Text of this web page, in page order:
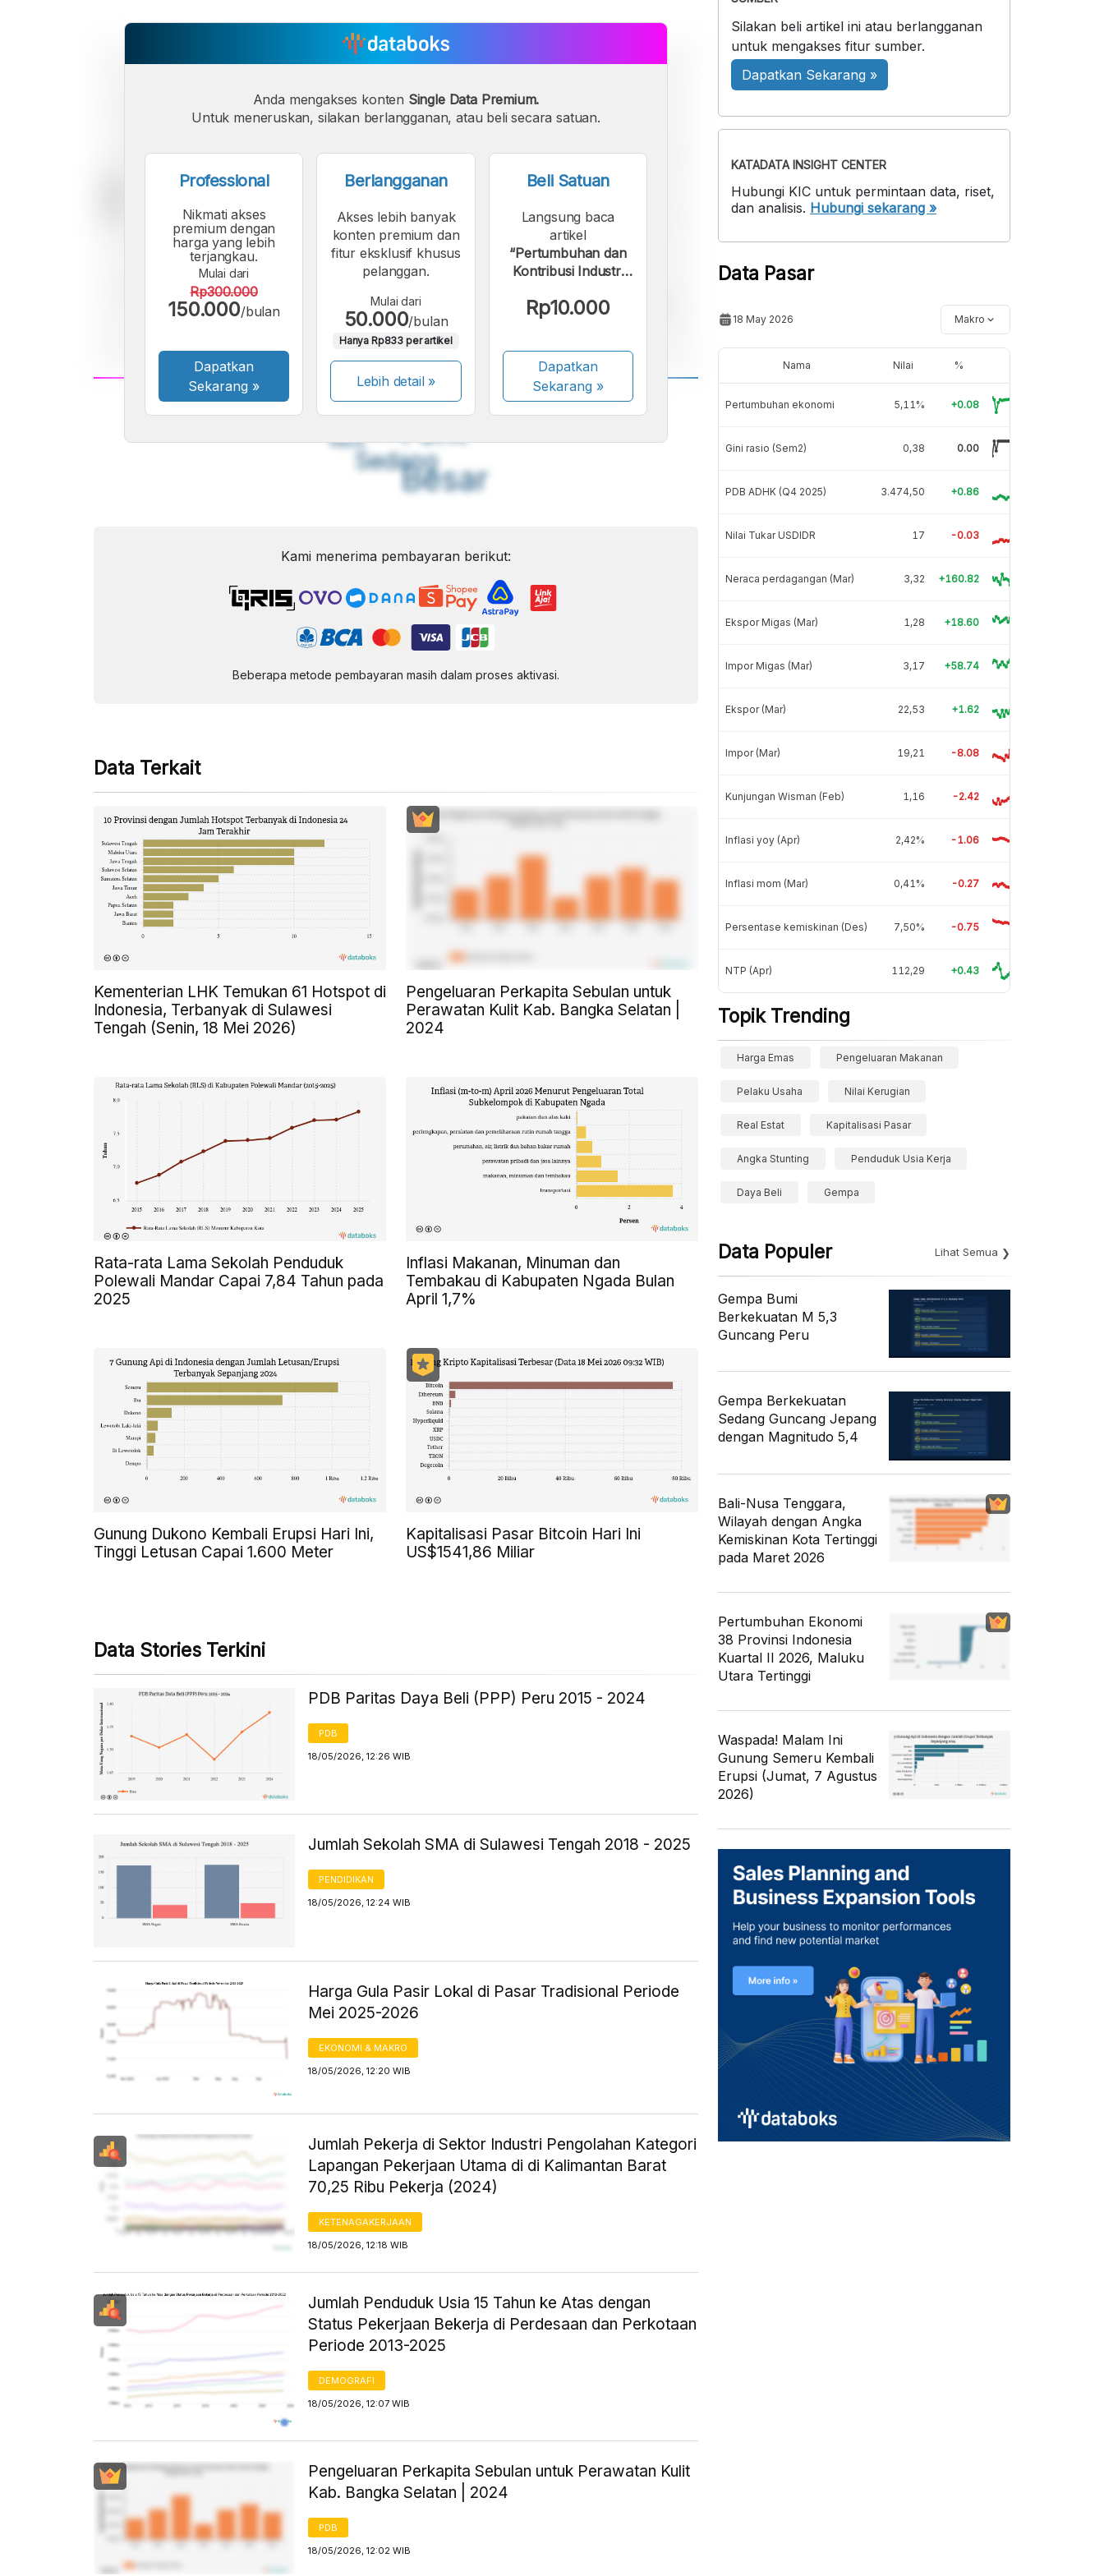
A
Font
Kecil
A
Sedang
A
Besar
Anda mengakses konten Single Data Premium.
Untuk meneruskan, silakan berlangganan, atau beli secara satuan.
Professional
Nikmati akses
premium dengan
harga yang lebih
terjangkau.
Mulai dari
Rp300.000
150.000/bulan
Dapatkan
Sekarang »
Berlangganan
Akses lebih banyak
konten premium dan
fitur eksklusif khusus
pelanggan.
Mulai dari
50.000/bulan
Hanya Rp833 per artikel
Lebih detail »
Beli Satuan
Langsung baca
artikel
“Pertumbuhan dan
Kontribusi Industri
Menguat pada 2025”.
Rp10.000
Dapatkan
Sekarang»
Kami menerima pembayaran berikut:
Beberapa metode pembayaran masih dalam proses aktivasi.
Data Terkait
Kementerian LHK Temukan 61 Hotspot di
Indonesia, Terbanyak di Sulawesi
Tengah (Senin, 18 Mei 2026)
Pengeluaran Perkapita Sebulan untuk
Perawatan Kulit Kab. Bangka Selatan |
2024
Rata-rata Lama Sekolah Penduduk
Polewali Mandar Capai 7,84 Tahun pada
2025
Inflasi Makanan, Minuman dan
Tembakau di Kabupaten Ngada Bulan
April 1,7%
Gunung Dukono Kembali Erupsi Hari Ini,
Tinggi Letusan Capai 1.600 Meter
Kapitalisasi Pasar Bitcoin Hari Ini
US$1541,86 Miliar
Data Stories Terkini
PDB Paritas Daya Beli (PPP) Peru 2015 - 2024
PDB
18/05/2026, 12:26 WIB
Jumlah Sekolah SMA di Sulawesi Tengah 2018 - 2025
PENDIDIKAN
18/05/2026, 12:24 WIB
Harga Gula Pasir Lokal di Pasar Tradisional Periode
Mei 2025-2026
EKONOMI & MAKRO
18/05/2026, 12:20 WIB
Jumlah Pekerja di Sektor Industri Pengolahan Kategori
Lapangan Pekerjaan Utama di di Kalimantan Barat
70,25 Ribu Pekerja (2024)
KETENAGAKERJAAN
18/05/2026, 12:18 WIB
Jumlah Penduduk Usia 15 Tahun ke Atas dengan
Status Pekerjaan Bekerja di Perdesaan dan Perkotaan
Periode 2013-2025
DEMOGRAFI
18/05/2026, 12:07 WIB
Pengeluaran Perkapita Sebulan untuk Perawatan Kulit
Kab. Bangka Selatan | 2024
PDB
18/05/2026, 12:02 WIB
Silakan beli artikel ini atau berlangganan
untuk mengakses fitur sumber.
Dapatkan Sekarang »
KATADATA INSIGHT CENTER
Hubungi KIC untuk permintaan data, riset,
dan analisis. Hubungi sekarang »
Data Pasar
18 May 2026 Makro
Nama Nilai %
Pertumbuhan ekonomi 5,11% +0.08
Gini rasio (Sem2) 0,38 0.00
PDB ADHK (Q4 2025) 3.474,50 +0.86
Nilai Tukar USDIDR 17 -0.03
Neraca perdagangan (Mar) 3,32 +160.82
Ekspor Migas (Mar) 1,28 +18.60
Impor Migas (Mar) 3,17 +58.74
Ekspor (Mar) 22,53 +1.62
Impor (Mar) 19,21 -8.08
Kunjungan Wisman (Feb) 1,16 -2.42
Inflasi yoy (Apr) 2,42% -1.06
Inflasi mom (Mar) 0,41% -0.27
Persentase kemiskinan (Des) 7,50% -0.75
NTP (Apr) 112,29 +0.43
Topik Trending
Harga Emas Pengeluaran Makanan
Pelaku Usaha Nilai Kerugian
Real Estat Kapitalisasi Pasar
Angka Stunting Penduduk Usia Kerja
Daya Beli Gempa
Data Populer Lihat Semua
Gempa Bumi
Berkekuatan M 5,3
Guncang Peru
Gempa Berkekuatan
Sedang Guncang Jepang
dengan Magnitudo 5,4
Bali-Nusa Tenggara,
Wilayah dengan Angka
Kemiskinan Kota Tertinggi
pada Maret 2026
Pertumbuhan Ekonomi
38 Provinsi Indonesia
Kuartal II 2026, Maluku
Utara Tertinggi
Waspada! Malam Ini
Gunung Semeru Kembali
Erupsi (Jumat, 7 Agustus
2026)